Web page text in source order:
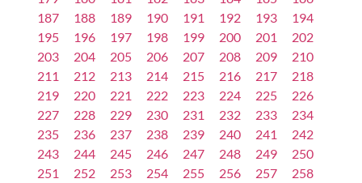
187
188 189 190 191 192 193
194
195
196 197 198 199 200 201
202
203
204 205 206 207 208 209
210
211
212 213 214 215 216 217
218
219
220 221 222 223 224 225
226
227
228 229 230 231 232 233
234
235
236 237 238 239 240 241
242
243
244 245 246 247 248 249
250
251
252 253 254 255 256 257
258